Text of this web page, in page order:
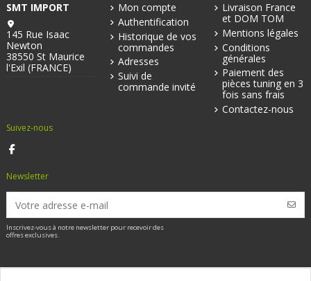
SMT IMPORT
145 Rue Isaac
Newton
38550 St Maurice
l'Exil (FRANCE)
Mon compte
Authentification
Historique de vos
commandes
Adresses
Suivi de
commande invité
Livraison France
et DOM TOM
Mentions légales
Conditions
générales
Paiement des
pièces tuning en 3
fois sans frais
Contactez-nous
Suivez-nous
Newsletter
Inscrivez-vous à notre newsletter pour recevoir des
offres exclusives.